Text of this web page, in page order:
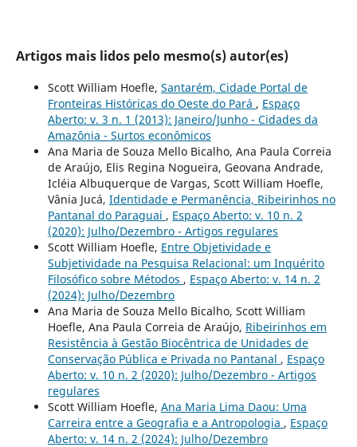
Artigos mais lidos pelo mesmo(s) autor(es)
Scott William Hoefle, Santarém, Cidade Portal de
Fronteiras Históricas do Oeste do Pará , Espaço
Aberto: v. 3 n. 1 (2013): Janeiro/Junho - Cidades da
Amazônia - Surtos econômicos
Ana Maria de Souza Mello Bicalho, Ana Paula Correia
de Araújo, Elis Regina Nogueira, Geovana Andrade,
Icléia Albuquerque de Vargas, Scott William Hoefle,
Vânia Jucá, Identidade e Permanência, Ribeirinhos no
Pantanal do Paraguai , Espaço Aberto: v. 10 n. 2
(2020): Julho/Dezembro - Artigos regulares
Scott William Hoefle, Entre Objetividade e
Subjetividade na Pesquisa Relacional: um Inquérito
Filosófico sobre Métodos , Espaço Aberto: v. 14 n. 2
(2024): Julho/Dezembro
Ana Maria de Souza Mello Bicalho, Scott William
Hoefle, Ana Paula Correia de Araújo, Ribeirinhos em
Resistência à Gestão Biocêntrica de Unidades de
Conservação Pública e Privada no Pantanal , Espaço
Aberto: v. 10 n. 2 (2020): Julho/Dezembro - Artigos
regulares
Scott William Hoefle, Ana Maria Lima Daou: Uma
Carreira entre a Geografia e a Antropologia , Espaço
Aberto: v. 14 n. 2 (2024): Julho/Dezembro